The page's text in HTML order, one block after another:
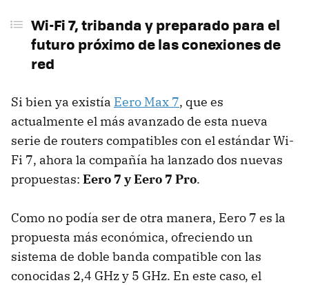
Wi-Fi 7, tribanda y preparado para el
futuro próximo de las conexiones de
red
Si bien ya existía Eero Max 7, que es
actualmente el más avanzado de esta nueva
serie de routers compatibles con el estándar Wi-
Fi 7, ahora la compañía ha lanzado dos nuevas
propuestas: Eero 7 y Eero 7 Pro.
Como no podía ser de otra manera, Eero 7 es la
propuesta más económica, ofreciendo un
sistema de doble banda compatible con las
conocidas 2,4 GHz y 5 GHz. En este caso, el